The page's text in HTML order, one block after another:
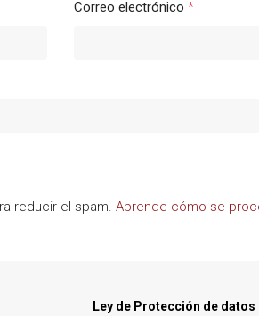
Correo electrónico *
reducir el spam. Aprende cómo se
Ley de Protección de datos